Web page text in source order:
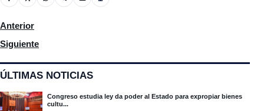
ÚLTIMAS NOTICIAS
Congreso estudia ley da poder al Estado para expropiar bienes
cultu...
Artículo anterior: Paz a los restos de José Elías Guzmán,
Anterior
Artículo siguiente: En La Revista De La Noche Antonio Rojas
Siguiente